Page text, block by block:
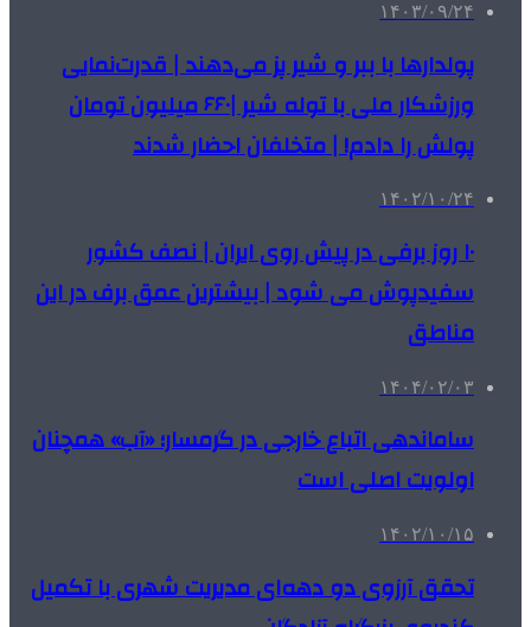
۱۴۰۳/۰۹/۲۴
پولدارها با ببر و شیر پز می‌دهند | قدرت‌نمایی
ورزشکار ملی با توله شیر |۶۶۰ میلیون تومان
پولش را دادم! | متخلفان احضار شدند
۱۴۰۲/۱۰/۲۴
۱۰ روز برفی در پیش روی ایران | نصف کشور
سفیدپوش می شود | بیشترین عمق برف در این
مناطق
۱۴۰۴/۰۲/۰۳
ساماندهی اتباع خارجی در گرمسار؛ «آب» همچنان
اولویت اصلی است
۱۴۰۲/۱۰/۱۵
تحقق آرزوی دو دهه‌ای مدیریت شهری با تکمیل